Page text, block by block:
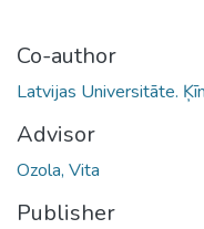
Co-author
Latvijas Universitāte.
Advisor
Ozola, Vita
Publisher